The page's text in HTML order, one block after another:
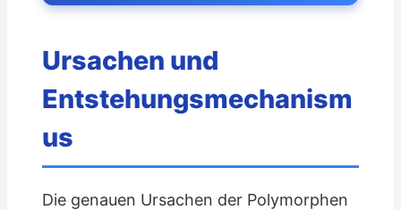
Ursachen und
Entstehungsmechanism
us
Die genauen Ursachen der Polymorphen